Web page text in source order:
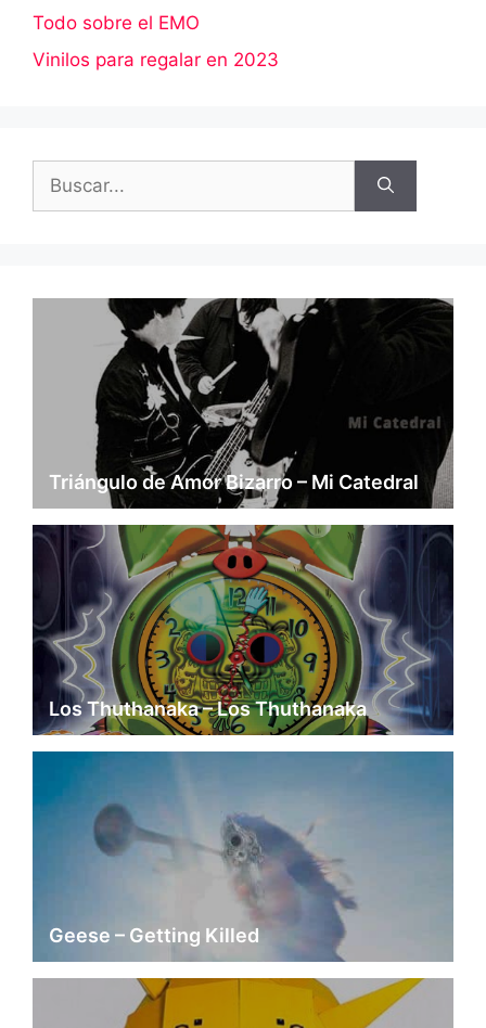
Todo sobre el EMO
Vinilos para regalar en 2023
Triángulo de Amor Bizarro – Mi Catedral
Los Thuthanaka – Los Thuthanaka
Geese – Getting Killed